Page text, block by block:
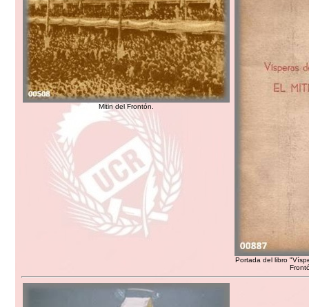
Mitin del Frontón.
Portada del libro